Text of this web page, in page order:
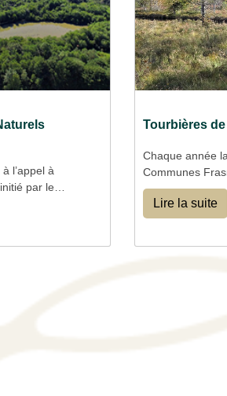
l’appel à
par le
avec
proposons
Tourbières
Chaque année
Communes
CPIE
tourbièresde
Lire la suite